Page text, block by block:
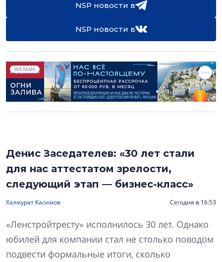
NSP новости в
NSP новости в
РЕКЛАМА
Денис Заседателев: «30 лет стали
для нас аттестатом зрелости,
следующий этап — бизнес-класс»
Халмурат Касимов Сегодня в 16:53
«Ленстройтресту» исполнилось 30 лет. Однако
юбилей для компании стал не столько поводом
подвести формальные итоги, сколько